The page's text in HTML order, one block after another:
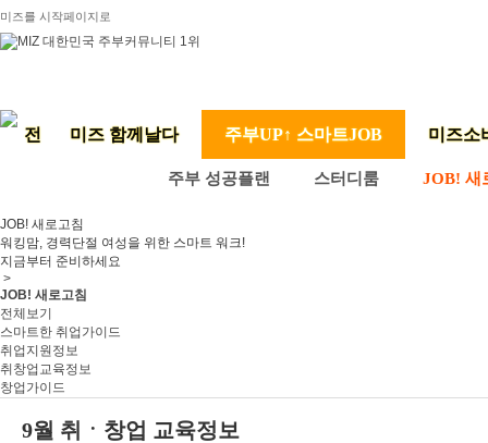
미즈를 시작페이지로
미즈 함께날다 주부UP↑ 스마트JOB 미즈소
주부 성공플랜 스터디룸 JOB! 새
JOB! 새로고침
워킹맘, 경력단절 여성을 위한 스마트 워크!
지금부터 준비하세요
>
JOB! 새로고침
전체보기
스마트한 취업가이드
취업지원정보
취창업교육정보
창업가이드
9월 취ㆍ창업 교육정보